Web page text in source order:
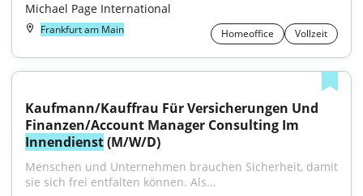
Michael Page International
Frankfurt am Main Homeoffice Vollzeit
Kaufmann/Kauffrau Für Versicherungen Und
Innendienst (M/W/D)
Menschen und Unternehmen brauchen Sicherheit, damit
sie sich frei entfalten können. Als...